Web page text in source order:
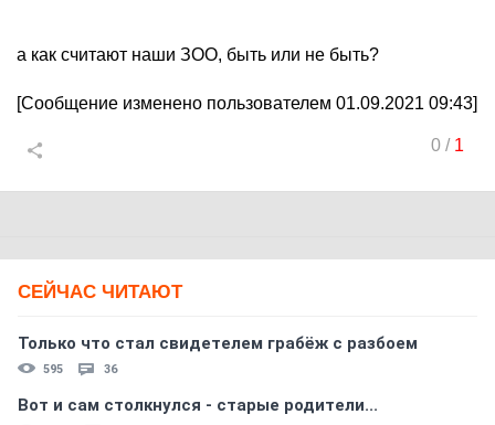
а как считают наши ЗОО, быть или не быть?
[Сообщение изменено пользователем 01.09.2021 09:43]
0/ 1
СЕЙЧАС ЧИТАЮТ
Только что стал свидетелем грабёж с разбоем
595 36
Вот и сам столкнулся - старые родители...